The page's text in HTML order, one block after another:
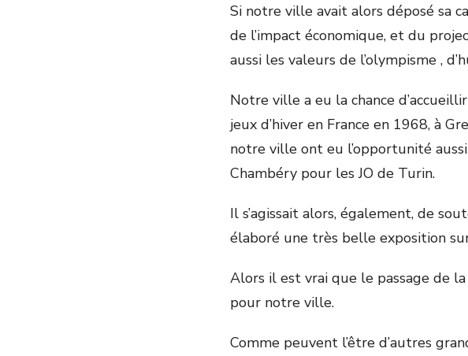
Si notre ville avait alors déposé sa
de l’impact économique, et du
aussi les valeurs de l’olympisme ,
Notre ville a eu la chance
jeux d’hiver en France en 1968, à
notre ville ont eu l’opportunité
Chambéry pour les JO de Turin.
Il s’agissait alors, également, de
élaboré une très belle exposition
Alors il est vrai que le passage de
pour notre ville.
Comme peuvent l’être d’autres